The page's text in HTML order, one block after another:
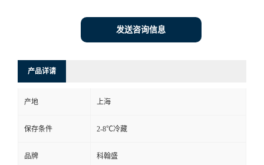
发送咨询信息
产品详请
产地 上海
保存条件 2-8℃冷藏
品牌 科翰盛